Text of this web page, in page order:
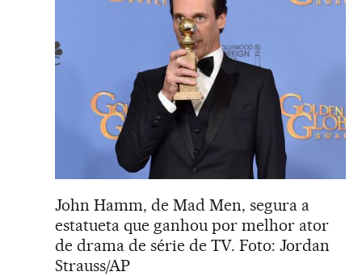
John Hamm, de Mad Men, segura a
estatueta que ganhou por melhor ator
de drama de série de TV. Foto: Jordan
Strauss/AP